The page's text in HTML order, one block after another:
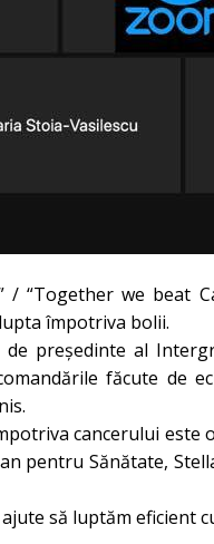
/ “Together we beat
împotriva bolii.
președinte al
făcute de
.
cancerului
pentru Sănătate,
să luptăm eficient